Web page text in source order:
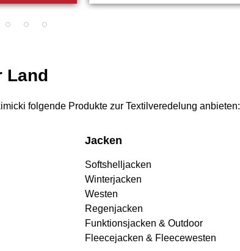
Land
folgende Produkte zur Textilveredelung anbieten:
Jacken
Softshelljacken
Winterjacken
Westen
Regenjacken
Funktionsjacken & Outdoor
Fleecejacken & Fleecewesten